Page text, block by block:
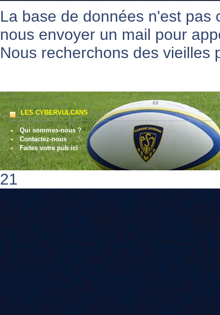
La base de données n'est
nous envoyer un mail pour
Nous recherchons des vieilles
LES CYBERVULCANS
Qui sommes-nous ?
Contactez-nous
Faites votre pub ici
21